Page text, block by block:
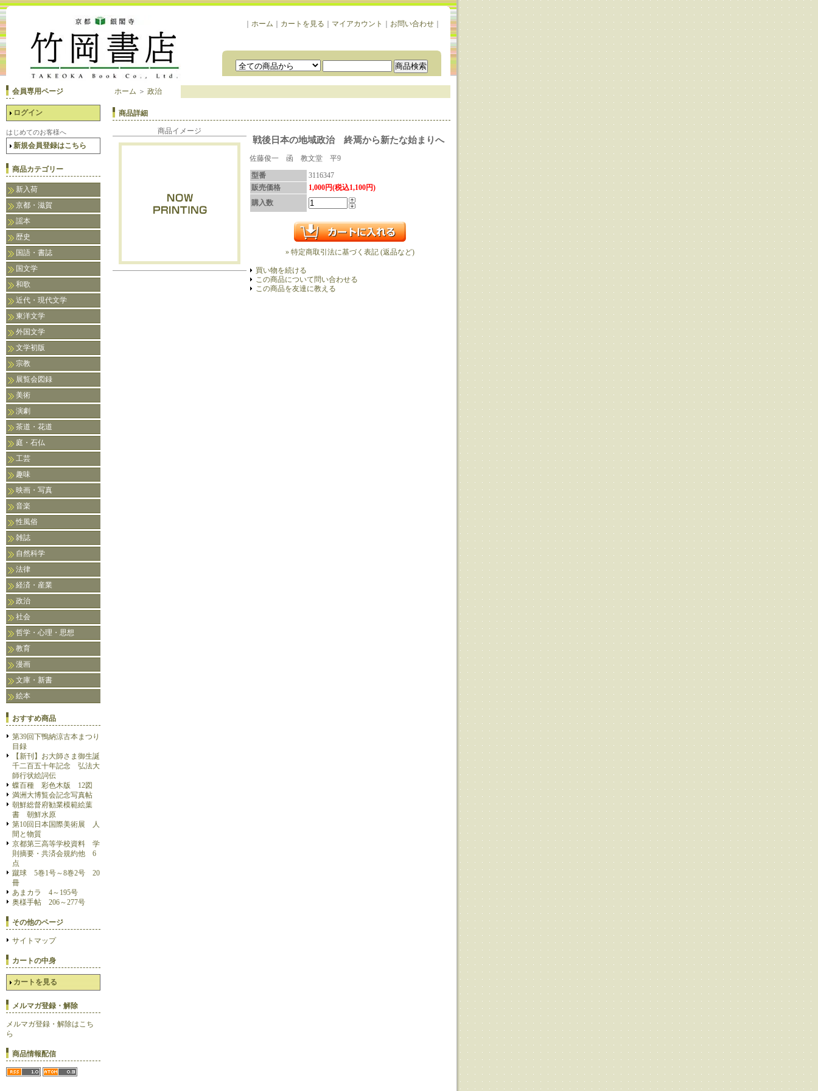
ホーム カートを見る マイアカウント お問い合わせ
会員専用ページ
ログイン
はじめてのお客様へ
新規会員登録はこちら
商品カテゴリー
新入荷
京都・滋賀
謡本
歴史
国語・書誌
国文学
和歌
近代・現代文学
東洋文学
外国文学
文学初版
宗教
展覧会図録
美術
演劇
茶道・花道
庭・石仏
工芸
趣味
映画・写真
音楽
性風俗
雑誌
自然科学
法律
経済・産業
政治
社会
哲学・心理・思想
教育
漫画
文庫・新書
絵本
おすすめ商品
第39回下鴨納涼古本まつり
目録
【新刊】お大師さま御生誕
千二百五十年記念 弘法大
師行状絵詞伝
蝶百種 彩色木版 12図
満洲大博覧会記念写真帖
朝鮮総督府勧業模範絵葉
書 朝鮮水原
第10回日本国際美術展 人
間と物質
京都第三高等学校資料 学
則摘要・共済会規約他 6
点
蹴球 5巻1号～8巻2号 20
冊
あまカラ 4～195号
奥様手帖 206～277号
その他のページ
サイトマップ
カートの中身
カートを見る
メルマガ登録・解除
メルマガ登録・解除はこち
ら
商品情報配信
ホーム ＞ 政治
商品詳細
商品イメージ
戦後日本の地域政治 終焉から新たな始まりへ
佐藤俊一 函 教文堂 平9
型番
3116347
販売価格
1,000円(税込1,100円)
購入数
» 特定商取引法に基づく表記 (返品など)
買い物を続ける
この商品について問い合わせる
この商品を友達に教える